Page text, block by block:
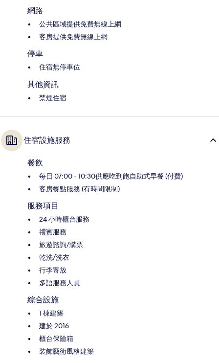
網路
公共區域提供免費無線上網
客房提供免費無線上網
停車
住宿無停車位
其他資訊
禁煙住宿
住宿設施服務
餐飲
每日 07:00 - 10:30供應吃到飽自助式早餐 (付費)
客房餐點服務 (有時間限制)
服務項目
24 小時櫃台服務
禮賓服務
旅遊諮詢/購票
乾洗/洗衣
行李寄放
多語服務人員
綜合設施
1 棟建築
建於 2016
櫃台保險箱
裝飾藝術風格建築